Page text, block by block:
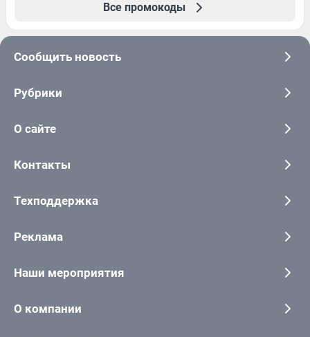
Все промокоды
Сообщить новость
Рубрики
О сайте
Контакты
Техподдержка
Реклама
Наши мероприятия
О компании